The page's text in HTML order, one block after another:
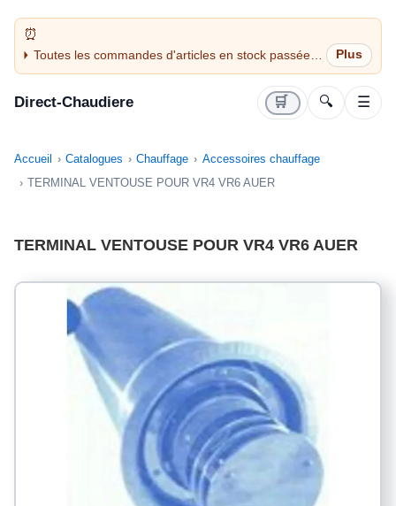
Toutes les commandes d'articles en stock passées
avant 14H sont expédiées le jour même (jours
Direct-Chaudiere 🛒 🔍 ☰
Accueil Catalogues Chauffage
Accessoires chauffage
TERMINAL VENTOUSE POUR VR4 VR6 AUER
TERMINAL VENTOUSE POUR VR4 VR6 AUER